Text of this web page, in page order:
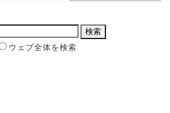
ウェブ全体を検索